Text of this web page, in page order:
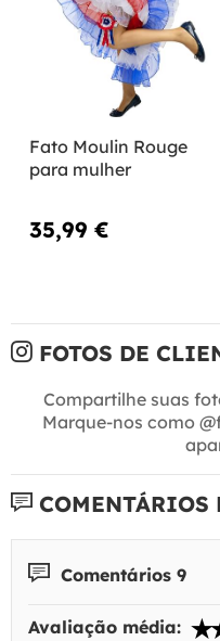
Fato Moulin Rouge
para mulher
35,99 €
FOTOS DE
Compartilhe suas
Marque-nos como
COMENTÁRIOS
Comentários 9
Avaliação média: